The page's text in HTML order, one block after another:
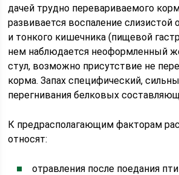
дачей трудно перевариваемого
развивается воспаление слизистой
и тонкого кишечника (пищевой
нем наблюдается неоформленный
стул, возможно присутствие не
корма. Запах специфический,
перегнивания белковых
К предрасполагающим факторам
относят:
отравления после поедания